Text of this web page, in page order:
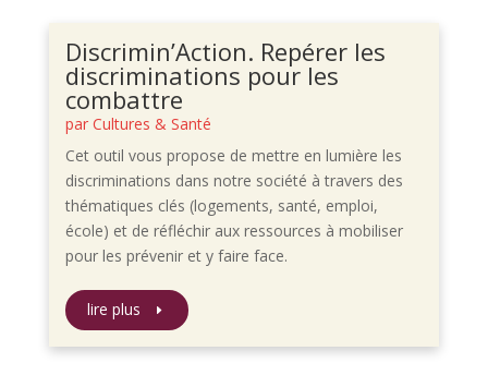
Discrimin’Action. Repérer les
discriminations pour les
combattre
par Cultures & Santé
Cet outil vous propose de mettre en lumière les
discriminations dans notre société à travers des
thématiques clés (logements, santé, emploi,
école) et de réfléchir aux ressources à mobiliser
pour les prévenir et y faire face.
lire plus